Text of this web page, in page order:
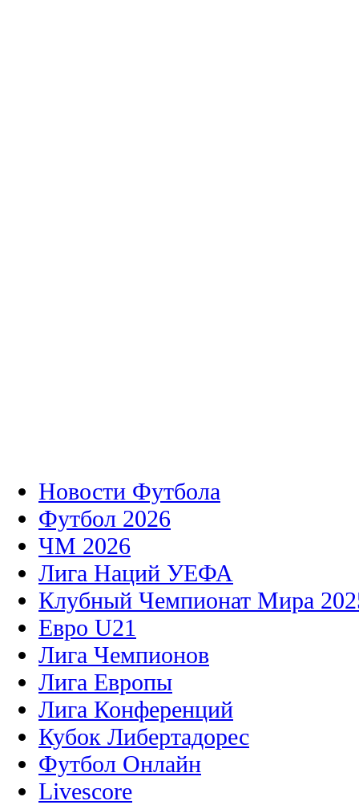
Новости Футбола
Футбол 2026
ЧМ 2026
Лига Наций УЕФА
Клубный Чемпионат Мира
Евро U21
Лига Чемпионов
Лига Европы
Лига Конференций
Кубок Либертадорес
Футбол Онлайн
Livescore